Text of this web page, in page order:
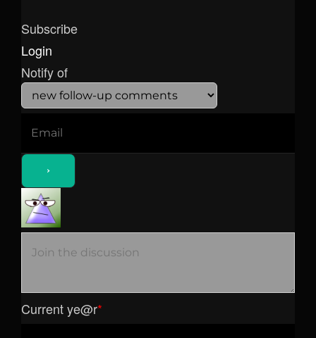
Subscribe
Login
Notify of
Current ye@r*